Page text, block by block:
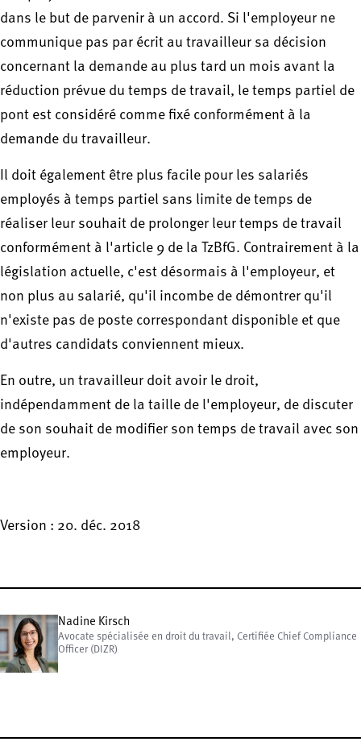
dans le but de parvenir à un accord. Si l'employeur ne
communique pas par écrit au travailleur sa décision
concernant la demande au plus tard un mois avant la
réduction prévue du temps de travail, le temps partiel de
pont est considéré comme fixé conformément à la
demande du travailleur.
Il doit également être plus facile pour les salariés
employés à temps partiel sans limite de temps de
réaliser leur souhait de prolonger leur temps de travail
conformément à l'article 9 de la TzBfG. Contrairement à la
législation actuelle, c'est désormais à l'employeur, et
non plus au salarié, qu'il incombe de démontrer qu'il
n'existe pas de poste correspondant disponible et que
d'autres candidats conviennent mieux.
En outre, un travailleur doit avoir le droit,
indépendamment de la taille de l'employeur, de discuter
de son souhait de modifier son temps de travail avec son
employeur.
Version : 20. déc. 2018
Nadine Kirsch
Avocate spécialisée en droit du travail, Certifiée Chief Compliance
Officer (DIZR)